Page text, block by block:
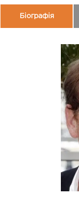
Біографія